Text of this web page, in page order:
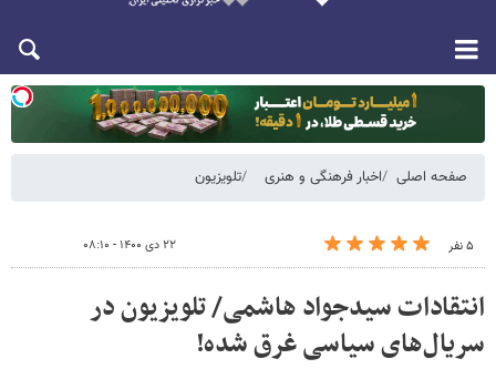
صفحه اصلی اخبار فرهنگی و هنری تلویزیون
۵ نفر ۲۲ دی ۱۴۰۰ - ۰۸:۱۰
انتقادات سیدجواد هاشمی/ تلویزیون در
سریال‌های سیاسی غرق شده!